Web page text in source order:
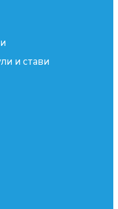
и стави